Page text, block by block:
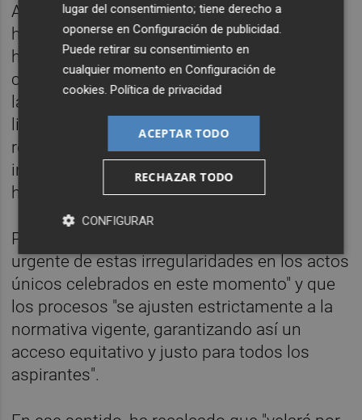
Además, ha criticado que este proceso "se
ha prolongado de manera excesiva", lo que
ha generado "una falta de transparencia y
confusión entre los profesionales de todas
las categorías" que "se han visto obligados a
lidiar con constantes cambios y
rectificaciones en los listados, lo que ha
incrementado la frustración y desconfianza
hacia el sistema".
Por todo ello, ha exigido "una solución
urgente de estas irregularidades en los actos
únicos celebrados en este momento" y que
los procesos "se ajusten estrictamente a la
normativa vigente, garantizando así un
acceso equitativo y justo para todos los
aspirantes".
lugar del consentimiento; tiene derecho a
oponerse enConfiguración de publicidad
Puede retirar su consentimiento en
cualquier momento enConfiguración de
cookies .Política de privacidad
ACEPTAR TODO
RECHAZAR TODO
CONFIGURAR